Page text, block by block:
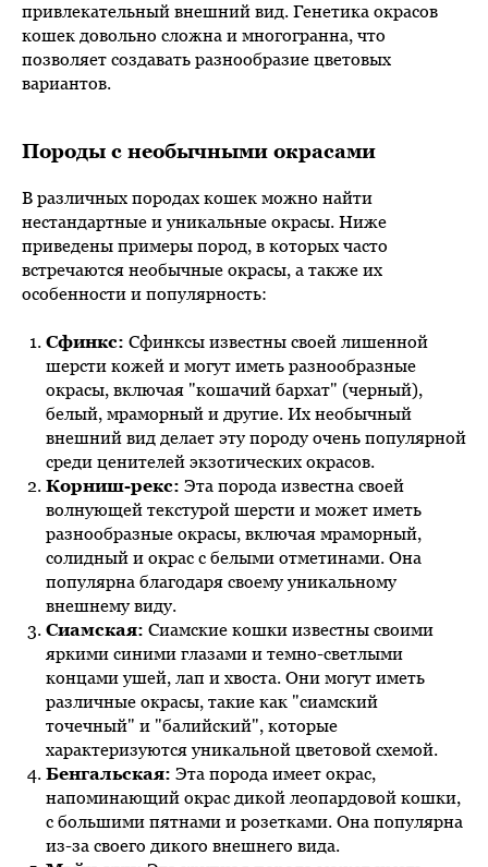
привлекательный внешний вид. Генетика окрасов
кошек довольно сложна и многогранна, что
позволяет создавать разнообразие цветовых
вариантов.
Породы с необычными окрасами
В различных породах кошек можно найти
нестандартные и уникальные окрасы. Ниже
приведены примеры пород, в которых часто
встречаются необычные окрасы, а также их
особенности и популярность:
Сфинкс: Сфинксы известны своей лишенной
шерсти кожей и могут иметь разнообразные
окрасы, включая "кошачий бархат" (черный),
белый, мраморный и другие. Их необычный
внешний вид делает эту породу очень популярной
среди ценителей экзотических окрасов.
Корниш-рекс: Эта порода известна своей
волнующей текстурой шерсти и может иметь
разнообразные окрасы, включая мраморный,
солидный и окрас с белыми отметинами. Она
популярна благодаря своему уникальному
внешнему виду.
Сиамская: Сиамские кошки известны своими
яркими синими глазами и темно-светлыми
концами ушей, лап и хвоста. Они могут иметь
различные окрасы, такие как "сиамский
точечный" и "балийский", которые
характеризуются уникальной цветовой схемой.
Бенгальская: Эта порода имеет окрас,
напоминающий окрас дикой леопардовой кошки,
с большими пятнами и розетками. Она популярна
из-за своего дикого внешнего вида.